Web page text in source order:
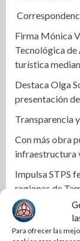
Para ofrecer las
Firma Mónica
Tecnológica
turística
Destaca Olga
presentación
Transparencia
Con más obra
infraestructura
Impulsa STPS
regiones de
Impulsa
programa “De
es para ti”